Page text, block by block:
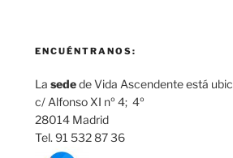
ENCUÉNTRANOS:
La sedede Vida Ascendente está
c/ Alfonso XI nº 4; 4º
28014 Madrid
Tel. 91 532 87 36